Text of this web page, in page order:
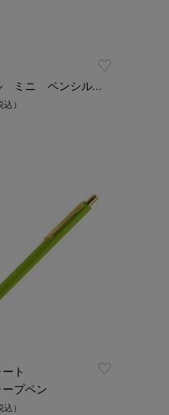
スペシャル ミニ ペンシル ０．９ｍｍ
込）
ト
プペン
込）